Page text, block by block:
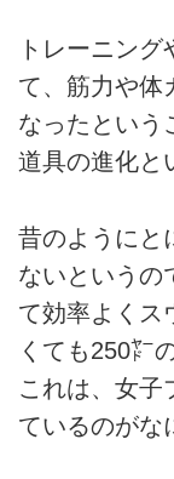
トレーニン
て、筋力や体
なったという
道具の進化と
昔のようにと
ないというの
て効率よくス
くても250㍎
これは、女子
ているのがな